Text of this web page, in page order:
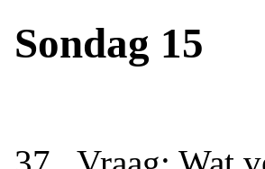
Sondag 15